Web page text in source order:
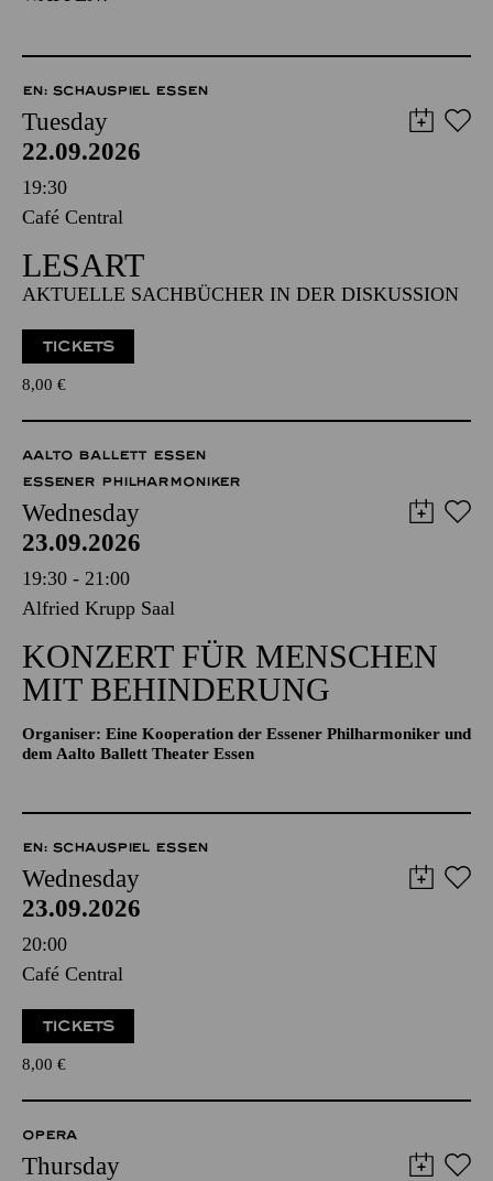
EN: SCHAUSPIEL ESSEN
Tuesday
22.09.2026
19:30
Café Central
LESART
AKTUELLE SACHBÜCHER IN DER DISKUSSION
TICKETS
8,00 €
AALTO BALLETT ESSEN
ESSENER PHILHARMONIKER
Wednesday
23.09.2026
19:30 - 21:00
Alfried Krupp Saal
KONZERT FÜR MENSCHEN
MIT BEHINDERUNG
Organiser: Eine Kooperation der Essener Philharmoniker und
dem Aalto Ballett Theater Essen
EN: SCHAUSPIEL ESSEN
Wednesday
23.09.2026
20:00
Café Central
TICKETS
8,00 €
OPERA
Thursday